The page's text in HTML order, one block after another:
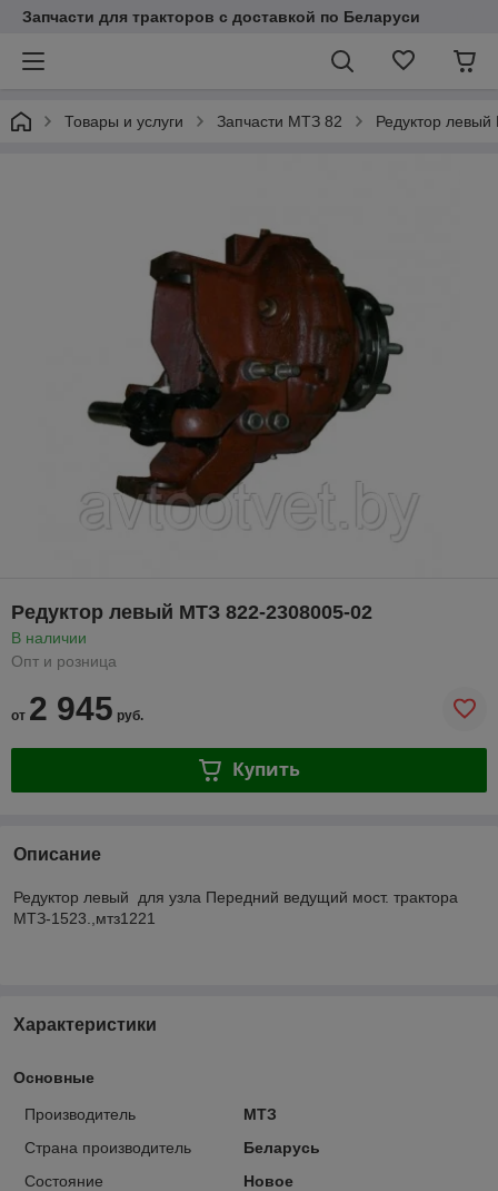
Запчасти для тракторов с доставкой по Беларуси
Товары и услуги Запчасти МТЗ 82 Редуктор
Редуктор левый МТЗ 822-2308005-02
В наличии
Опт и розница
от 2 945 руб.
Купить
Описание
Редуктор левый для узла Передний ведущий мост. трактора
МТЗ-1523.,мтз1221
Характеристики
Основные
Производитель
МТЗ
Страна производитель
Беларусь
Состояние
Новое